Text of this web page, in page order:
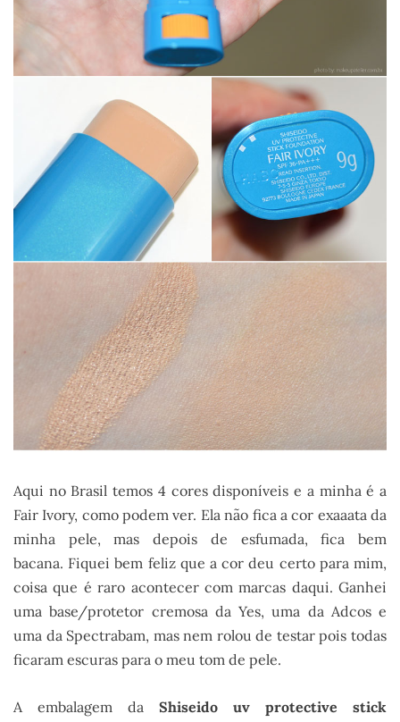
Aqui no Brasil temos 4 cores disponíveis e a minha é a
Fair Ivory, como podem ver. Ela não fica a cor exaaata da
minha pele, mas depois de esfumada, fica bem
bacana. Fiquei bem feliz que a cor deu certo para mim,
coisa que é raro acontecer com marcas daqui. Ganhei
uma base/protetor cremosa da Yes, uma da Adcos e
uma da Spectrabam, mas nem rolou de testar pois todas
ficaram escuras para o meu tom de pele.
A embalagem da Shiseido uv protective stick